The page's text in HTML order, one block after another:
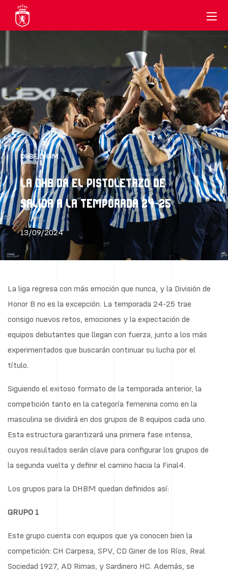
DHBF,DHBM
LA DHB DA EL PISTOLETAZO DE
SALIDA A LA TEMPORADA 24-25
13/09/2024
La liga regresa con más emoción que nunca, y la División de
Honor B no es la excepción. La temporada 24-25 trae
consigo nuevos retos, emociones y la expectación de
equipos debutantes que llegan con fuerza, junto a los más
experimentados que buscarán continuar su lucha por el
título.
Siguiendo el exitoso formato de la temporada anterior, la
competición tanto en la categoría femenina como en la
masculina se dividirá en dos grupos de 8 equipos cada uno.
Esta estructura garantizará una primera fase intensa,
cuyos resultados serán clave para configurar los grupos de
la segunda vuelta y definir el camino hacia la Final4.
Los grupos para la DHBM quedan definidos así:
GRUPO 1
Este grupo cuenta con equipos que ya conocen bien la
competición: CH Carpesa, SPV, CD Giner de los Ríos, Real
Sociedad 1927, AD Rimas, y Sardinero HC. Además, se